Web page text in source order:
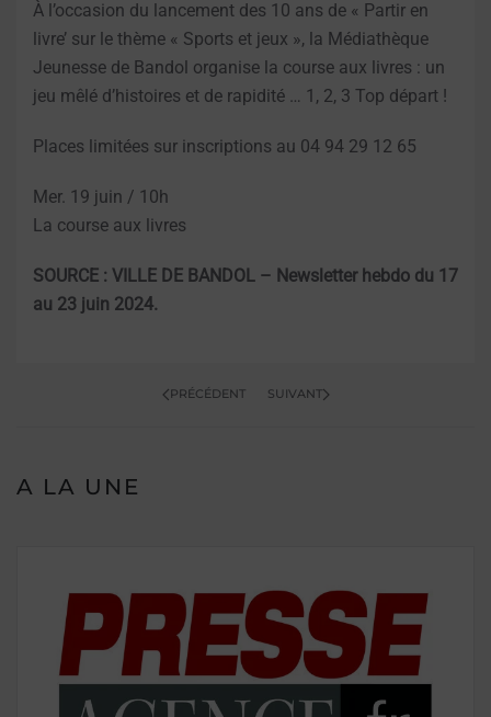
À l’occasion du lancement des 10 ans de « Partir en
livre’ sur le thème « Sports et jeux », la Médiathèque
Jeunesse de Bandol organise la course aux livres : un
jeu mêlé d’histoires et de rapidité … 1, 2, 3 Top départ !
Places limitées sur inscriptions au 04 94 29 12 65
Mer. 19 juin / 10h
La course aux livres
SOURCE : VILLE DE BANDOL – Newsletter hebdo du 17
au 23 juin 2024.
PRÉCÉDENT SUIVANT
A LA UNE